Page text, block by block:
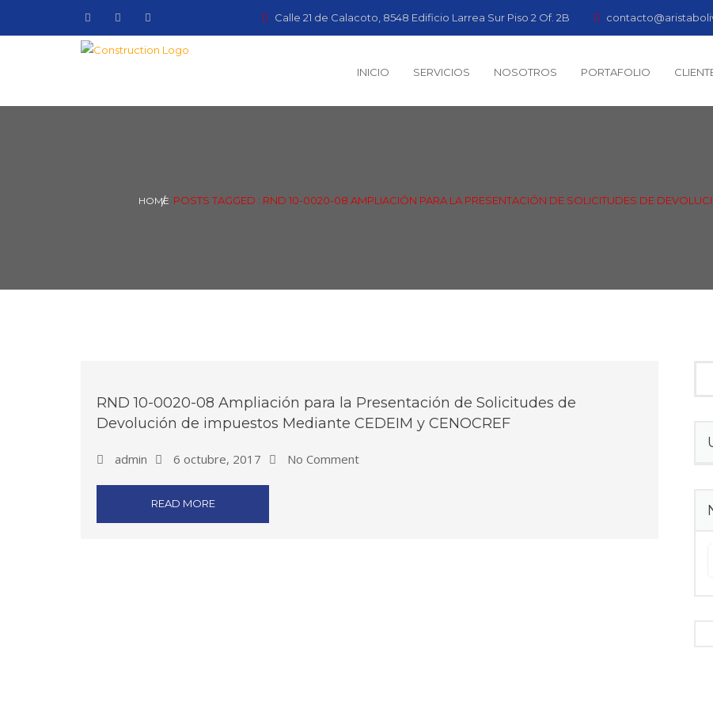
Calle 21 de Calacoto, 8548 Edificio Larrea Sur Piso 2 Of. 2B
INICIO SERVICIOS NOSOTROS PORTAFOLIO
HOME POSTS TAGGED : RND 10-0020-08 AMPLIACIÓN PARA LA PRESENTACIÓN DE SOLICITUDES DE
RND 10-0020-08 Ampliación para la Presentación de Solicitudes de
Devolución de impuestos Mediante CEDEIM y CENOCREF
admin 6 octubre, 2017 No Comment
READ MORE